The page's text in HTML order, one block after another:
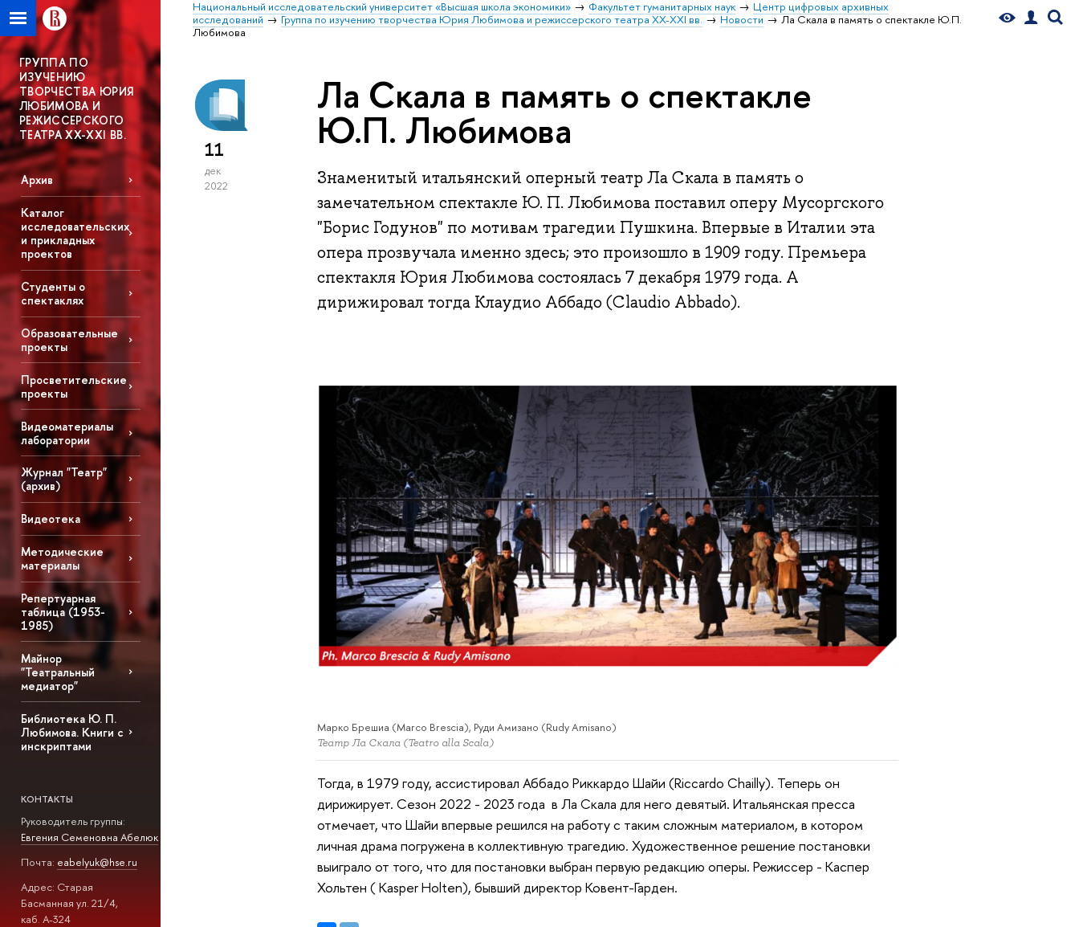
Национальный исследовательский университет «Высшая школа экономики» Факультет гуманитарных наук
Центр цифровых архивных
исследований
Группа по изучению творчества Юрия Любимова и режиссерского театра XX-XXI вв. Новости
Ла Скала в память о спектакле Ю.П.
Любимова
ГРУППА ПО
ИЗУЧЕНИЮ
ТВОРЧЕСТВА ЮРИЯ
ЛЮБИМОВА И
РЕЖИССЕРСКОГО
ТЕАТРА XX-XXI ВВ.
Архив
Каталог
исследовательских
и прикладных
проектов
Студенты о
спектаклях
Образовательные
проекты
Просветительские
проекты
Видеоматериалы
лаборатории
Журнал "Театр"
(архив)
Видеотека
Методические
материалы
Репертуарная
таблица (1953-
1985)
Майнор
"Театральный
медиатор"
Библиотека Ю. П.
Любимова. Книги с
инскриптами
КОНТАКТЫ
Руководитель группы:
Евгения Семеновна Абелюк
Почта: eabelyuk@hse.ru
Адрес: Старая
Басманная ул. 21/4,
каб. А-324
11
дек
2022
Ла Скала в память о спектакле
Ю.П. Любимова
Знаменитый итальянский оперный театр Ла Скала в память о
замечательном спектакле Ю. П. Любимова поставил оперу Мусоргского
"Борис Годунов" по мотивам трагедии Пушкина. Впервые в Италии эта
опера прозвучала именно здесь; это произошло в 1909 году. Премьера
спектакля Юрия Любимова состоялась 7 декабря 1979 года. А
дирижировал тогда Клаудио Аббадо (Claudio Abbado).
Марко Брешиа (Marco Brescia), Руди Амизано (Rudy Amisano)
Театр Ла Скала (Teatro alla Scala)
Тогда, в 1979 году, ассистировал Аббадо Риккардо Шайи (Riccardo Chailly). Теперь он
дирижирует. Сезон 2022 - 2023 года в Ла Скала для него девятый. Итальянская пресса
отмечает, что Шайи впервые решился на работу с таким сложным материалом, в котором
личная драма погружена в коллективную трагедию. Художественное решение постановки
выиграло от того, что для постановки выбран первую редакцию оперы. Режиссер - Каспер
Хольтен ( Kasper Holten), бывший директор Ковент-Гарден.